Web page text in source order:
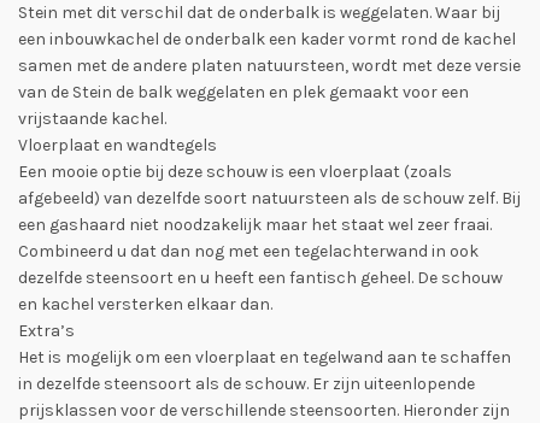
Stein met dit verschil dat de onderbalk is weggelaten. Waar bij
een inbouwkachel de onderbalk een kader vormt rond de kachel
samen met de andere platen natuursteen, wordt met deze versie
van de Stein de balk weggelaten en plek gemaakt voor een
vrijstaande kachel.
Vloerplaat en wandtegels
Een mooie optie bij deze schouw is een vloerplaat (zoals
afgebeeld) van dezelfde soort natuursteen als de schouw zelf. Bij
een gashaard niet noodzakelijk maar het staat wel zeer fraai.
Combineerd u dat dan nog met een tegelachterwand in ook
dezelfde steensoort en u heeft een fantisch geheel. De schouw
en kachel versterken elkaar dan.
Extra’s
Het is mogelijk om een vloerplaat en tegelwand aan te schaffen
in dezelfde steensoort als de schouw. Er zijn uiteenlopende
prijsklassen voor de verschillende steensoorten. Hieronder zijn